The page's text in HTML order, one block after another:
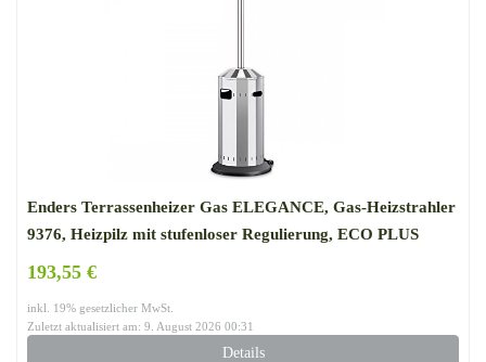
Enders Terrassenheizer Gas ELEGANCE, Gas-Heizstrahler
9376, Heizpilz mit stufenloser Regulierung, ECO PLUS
193,55 €
inkl. 19% gesetzlicher MwSt.
Zuletzt aktualisiert am: 9. August 2026 00:31
Details